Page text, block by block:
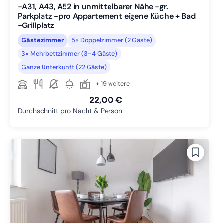
-A31, A43, A52 in unmittelbarer Nähe -gr.
Parkplatz -pro Appartement eigene Küche + Bad
-Grillplatz
Gästezimmer
5× Doppelzimmer (2 Gäste)
3× Mehrbettzimmer (3–4 Gäste)
Ganze Unterkunft (22 Gäste)
+ 19 weitere
22,00 €
Durchschnitt pro Nacht & Person